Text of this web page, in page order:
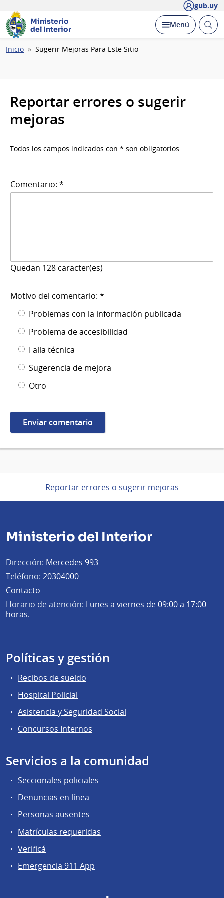
gub.uy
Ministerio
del Interior
Desplegar
Menú Abrir
Ruta
Inicio Sugerir Mejoras Para Este Sitio
Reportar errores o sugerir
mejoras
Todos los campos indicados con * son obligatorios
Comentario: *
Quedan 128 caracter(es)
Motivo del comentario: *
Problemas con la información publicada
Problema de accesibilidad
Falla técnica
Sugerencia de mejora
Otro
Reportar errores o sugerir mejoras
Ministerio del Interior
Dirección: Mercedes 993
Teléfono: 20304000
Contacto
Horario de atención: Lunes a viernes de 09:00 a 17:00
horas.
Políticas y gestión
Recibos de sueldo
Hospital Policial
Asistencia y Seguridad Social
Concursos Internos
Servicios a la comunidad
Seccionales policiales
Denuncias en línea
Personas ausentes
Matrículas requeridas
Verificá
Emergencia 911 App